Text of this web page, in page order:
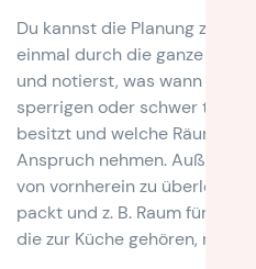
Du kannst die Planung zum
einmal durch die ganze
und notierst, was wann
sperrigen oder schwer
besitzt und welche Räume
Anspruch nehmen.
von vornherein zu überlegen,
packt und z. B. Raum für
die zur Küche gehören, mit